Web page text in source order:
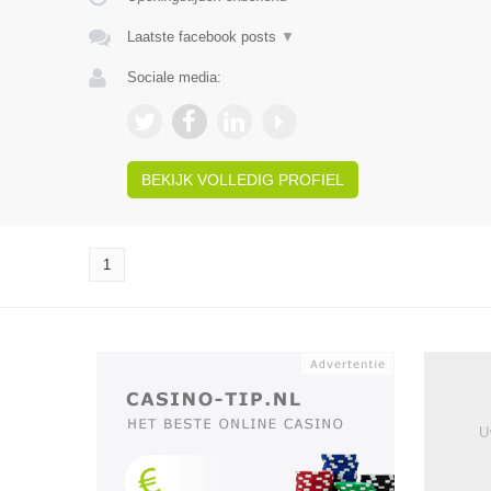
Laatste facebook posts ▼
Sociale media:
BEKIJK VOLLEDIG PROFIEL
1